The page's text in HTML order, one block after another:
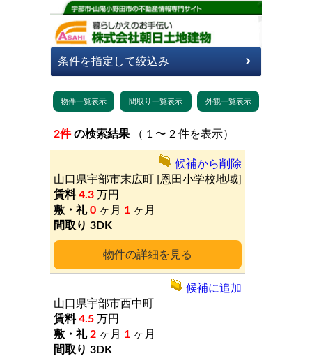
2件 の検索結果 （ 1 〜 2 件を表示）
詳細
山口県宇部市末広町
[恩田小学校地域]
4.3 万円
0 ヶ月 1 ヶ月
3DK
候補から削除
山口県宇部市西中町
4.5 万円
2 ヶ月 1 ヶ月
3DK
候補に追加